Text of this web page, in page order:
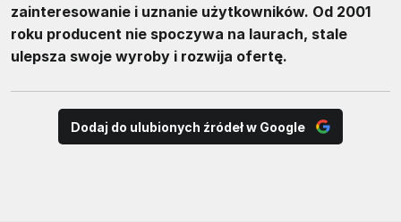
zainteresowanie i uznanie użytkowników. Od 2001
roku producent nie spoczywa na laurach, stale
ulepsza swoje wyroby i rozwija ofertę.
Dodaj do ulubionych źródeł w Google